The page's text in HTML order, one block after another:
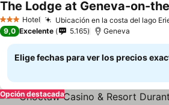
3 Estrellas
Hotel Ubicación en la costa del lago
The Lodge at Geneva-on-
9,0 Excelente 5.165 Geneva
Elige fechas para ver los precios
Opción destacada